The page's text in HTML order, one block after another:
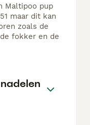
Maltipoo pup
maar dit kan
zoals de
fokker en de